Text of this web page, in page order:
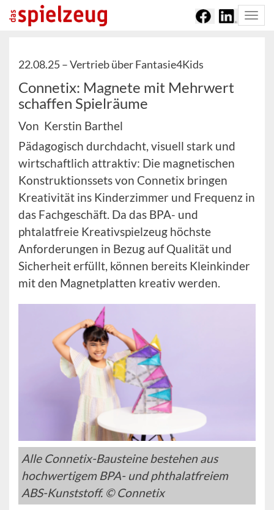
22.08.25 –Vertrieb über Fantasie4Kids
Connetix: Magnete mit Mehrwert
schaffen Spielräume
Von Kerstin Barthel
Pädagogisch durchdacht, visuell stark und
wirtschaftlich attraktiv: Die magnetischen
Konstruktionssets von Connetix bringen
Kreativität ins Kinderzimmer und Frequenz in
das Fachgeschäft. Da das BPA- und
phtalatfreie Kreativspielzeug höchste
Anforderungen in Bezug auf Qualität und
Sicherheit erfüllt, können bereits Kleinkinder
mit den Magnetplatten kreativ werden.
Alle Connetix-Bausteine bestehen aus
hochwertigem BPA- und phthalatfreiem
ABS-Kunststoff. © Connetix